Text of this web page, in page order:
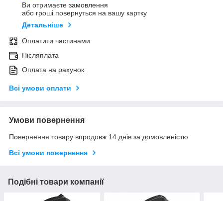
Ви отримаєте замовлення
або гроші повернуться на вашу картку
Детальніше
Оплатити частинами
Післяплата
Оплата на рахунок
Всі умови оплати
Умови повернення
Повернення товару впродовж 14 днів за домовленістю
Всі умови повернення
Подібні товари компанії